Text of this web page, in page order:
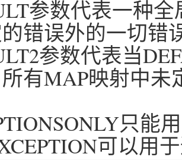
参数代表一种
错误外的一切错
参数代表当
有MAP映射中未
只能
可以用